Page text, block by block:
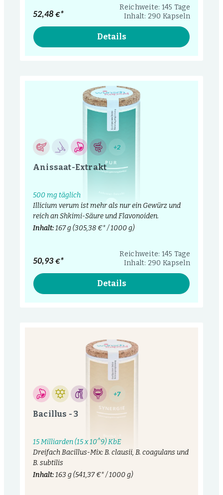
Reichweite: 145 Tage
Inhalt: 290 Kapseln
52,48 €*
Details
+2
Anissaat-Extrakt
500 mg täglich
Illicium verum ist mehr als nur ein Gewürz und
reich an Shkimi-Säure und Flavonoiden.
Inhalt:167 g(305,38 €* / 1000 g)
Reichweite: 145 Tage
Inhalt: 290 Kapseln
50,93 €*
Details
+7
Bacillus - 3
15 Milliarden (15 x 10^9) KbE
Dreifach Bacillus-Mix: B. clausii, B. coagulans und
B. subtilis
Inhalt:163 g(541,37 €* / 1000 g)